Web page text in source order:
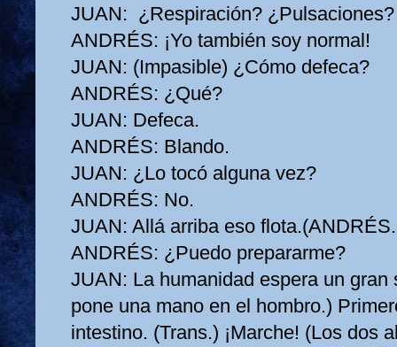
JUAN: ¿Respiración?
ANDRÉS: ¡Yo también soy normal!
JUAN: (Impasible) ¿Cómo defeca?
ANDRÉS: ¿Qué?
JUAN: Defeca.
ANDRÉS: Blando.
JUAN: ¿Lo tocó alguna vez?
ANDRÉS: No.
JUAN: Allá arriba eso
ANDRÉS: ¿Puedo prepararme?
JUAN: La humanidad espera un
pone una mano en el hombro.)
intestino. (Trans.) ¡Marche! (Los dos